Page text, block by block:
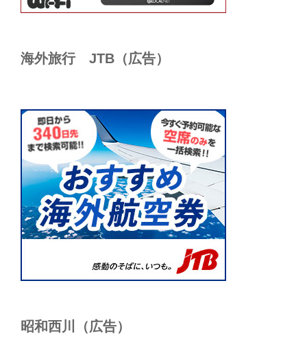
海外旅行 JTB（広告）
昭和西川（広告）